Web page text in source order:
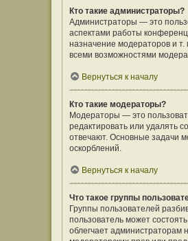
Кто такие администраторы?
Администраторы — это
аспектами работы
назначение модераторов и
всеми возможностями
Вернуться к началу
Кто такие модераторы?
Модераторы — это
редактировать или удалять
отвечают. Основные задачи
оскорблений.
Вернуться к началу
Что такое группы
Группы пользователей
пользователь может
облегчает администраторам